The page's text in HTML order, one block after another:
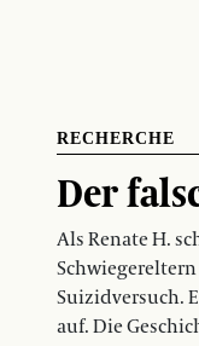
RECHERCHE
Der
Als Renate H.
Suizidversuch.
auf. Die